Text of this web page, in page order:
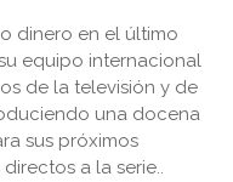
dinero en el último
equipo internacional
de la televisión y de
una docena
sus próximos
a la serie..